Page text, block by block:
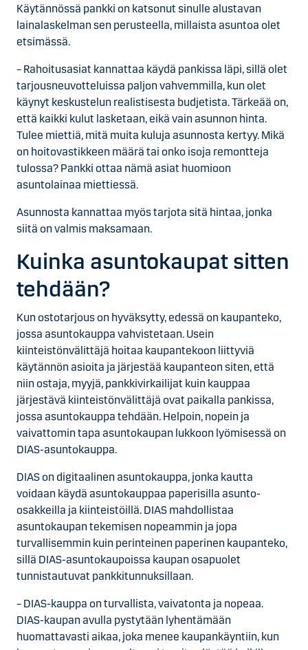
Käytännössä pankki on katsonut sinulle alustavan
lainalaskelman sen perusteella, millaista asuntoa olet
etsimässä.
– Rahoitusasiat kannattaa käydä pankissa läpi, sillä olet
tarjousneuvotteluissa paljon vahvemmilla, kun olet
käynyt keskustelun realistisesta budjetista. Tärkeää on,
että kaikki kulut lasketaan, eikä vain asunnon hinta.
Tulee miettiä, mitä muita kuluja asunnosta kertyy. Mikä
on hoitovastikkeen määrä tai onko isoja remontteja
tulossa? Pankki ottaa nämä asiat huomioon
asuntolainaa miettiessä.
Asunnosta kannattaa myös tarjota sitä hintaa, jonka
siitä on valmis maksamaan.
Kuinka asuntokaupat sitten
tehdään?
Kun ostotarjous on hyväksytty, edessä on kaupanteko,
jossa asuntokauppa vahvistetaan. Usein
kiinteistönvälittäjä hoitaa kaupantekoon liittyviä
käytännön asioita ja järjestää kaupanteon siten, että
niin ostaja, myyjä, pankkivirkailijat kuin kauppaa
järjestävä kiinteistönvälittäjä ovat paikalla pankissa,
jossa asuntokauppa tehdään. Helpoin, nopein ja
vaivattomin tapa asuntokaupan lukkoon lyömisessä on
DIAS-asuntokauppa.
DIAS on digitaalinen asuntokauppa, jonka kautta
voidaan käydä asuntokauppaa paperisilla asunto-
osakkeilla ja kiinteistöillä. DIAS mahdollistaa
asuntokaupan tekemisen nopeammin ja jopa
turvallisemmin kuin perinteinen paperinen kaupanteko,
sillä DIAS-asuntokaupoissa kaupan osapuolet
tunnistautuvat pankkitunnuksillaan.
– DIAS-kauppa on turvallista, vaivatonta ja nopeaa.
DIAS-kaupan avulla pystytään lyhentämään
huomattavasti aikaa, joka menee kaupankäyntiin, kun